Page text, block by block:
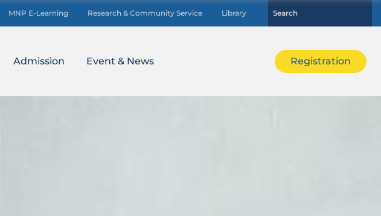
MNP E-Learning Research & Community Service Library
Admission Event & News Registration